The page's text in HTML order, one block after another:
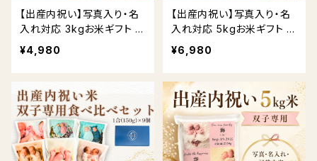
【出産内祝い】写真入り・名
入れ対応 3kgお米ギフト 送
料無料
¥4,980
【出産内祝い】写真入り・名
入れ対応 5kgお米ギフト 送
料無料
¥6,980